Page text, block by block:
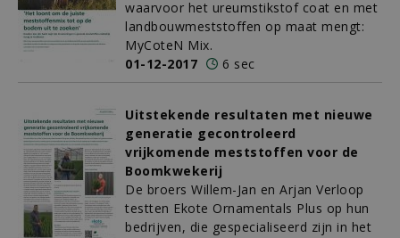
waarvoor het ureumstikstof coat en met
landbouwmeststoffen op maat mengt:
MyCoteN Mix.
01-12-2017
6 sec
Uitstekende resultaten met nieuwe
generatie gecontroleerd
vrijkomende meststoffen voor de
Boomkwekerij
De broers Willem-Jan en Arjan Verloop
testten Ekote Ornamentals Plus op hun
bedrijven, die gespecialiseerd zijn in het